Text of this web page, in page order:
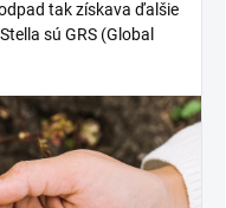
tak získava ďalšie
sú GRS (Global